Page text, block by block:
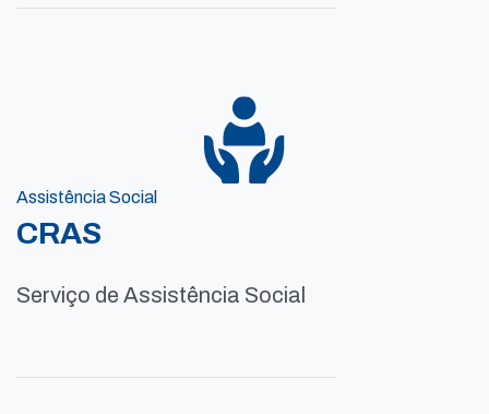
Assistência Social
CRAS
Serviço de Assistência Social